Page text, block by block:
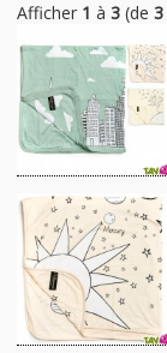
Afficher 1 à 3 (de 3